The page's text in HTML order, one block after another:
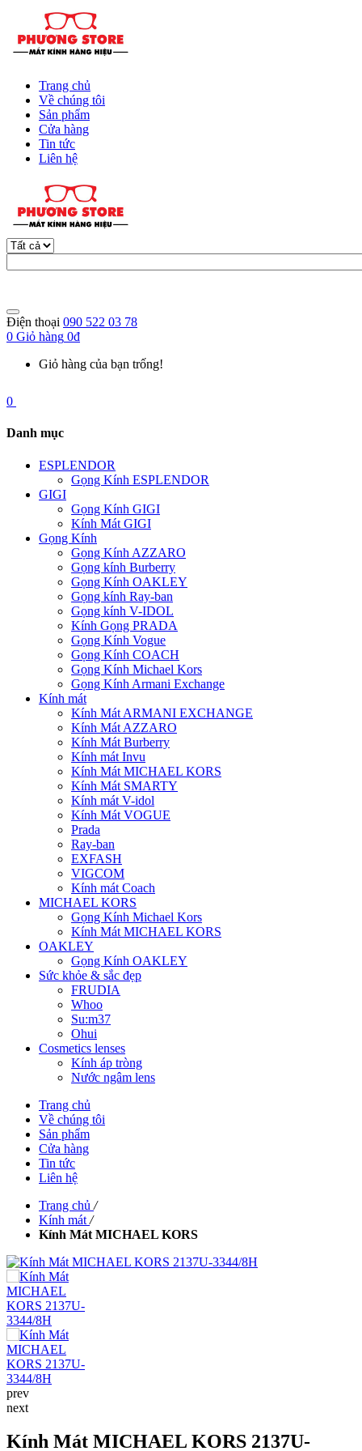
Trang chủ
Về chúng tôi
Sản phẩm
Cửa hàng
Tin tức
Liên hệ
Điện thoại 090 522 03 78
0 Giỏ hàng 0đ
Giỏ hàng của bạn trống!
0
Danh mục
ESPLENDOR
Gọng Kính ESPLENDOR
GIGI
Gọng Kính GIGI
Kính Mát GIGI
Gọng Kính
Gọng Kính AZZARO
Gọng kính Burberry
Gọng Kính OAKLEY
Gọng kính Ray-ban
Gọng kính V-IDOL
Kính Gọng PRADA
Gọng Kính Vogue
Gọng Kính COACH
Gọng Kính Michael Kors
Gọng Kính Armani Exchange
Kính mát
Kính Mát ARMANI EXCHANGE
Kính Mát AZZARO
Kính Mát Burberry
Kính mát Invu
Kính Mát MICHAEL KORS
Kính Mát SMARTY
Kính mát V-idol
Kính Mát VOGUE
Prada
Ray-ban
EXFASH
VIGCOM
Kính mát Coach
MICHAEL KORS
Gọng Kính Michael Kors
Kính Mát MICHAEL KORS
OAKLEY
Gọng Kính OAKLEY
Sức khỏe & sắc đẹp
FRUDIA
Whoo
Su:m37
Ohui
Cosmetics lenses
Kính áp tròng
Nước ngâm lens
Trang chủ
Về chúng tôi
Sản phẩm
Cửa hàng
Tin tức
Liên hệ
Trang chủ /
Kính mát /
Kính Mát MICHAEL KORS
prev
next
Kính Mát MICHAEL KORS 2137U-